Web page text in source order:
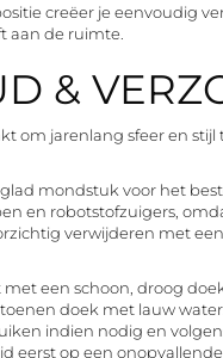
creëer je eenvoudig
aan de ruimte.
&
om jarenlang sfeer en
mondstuk voor het
en robotstofzuigers,
verwijderen met
een schoon, droog
doek met lauw water.
indien nodig en
eerst op een onopvallende